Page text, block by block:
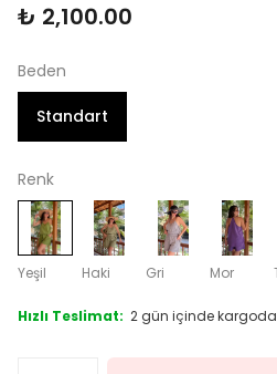
₺ 2,100.00
Beden
Standart
Renk
Yeşil Haki Gri Mor
Hızlı Teslimat: 2 gün içinde kargoda